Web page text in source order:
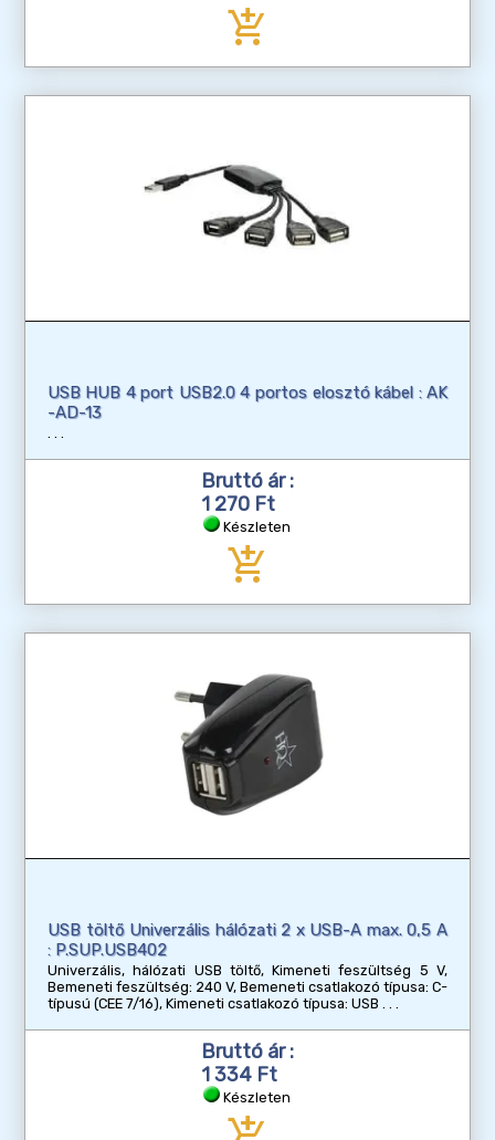
add_shopping_cart
USB HUB 4 port USB2.0 4 portos elosztó kábel : AK
-AD-13
Bruttó ár :
1 270 Ft
Készleten
add_shopping_cart
USB töltő Univerzális hálózati 2 x USB-A max. 0,5 A
: P.SUP.USB402
Univerzális, hálózati USB töltő, Kimeneti feszültség 5 V,
Bemeneti feszültség: 240 V, Bemeneti csatlakozó típusa: C-
típusú (CEE 7/16), Kimeneti csatlakozó típusa: USB
Bruttó ár :
1 334 Ft
Készleten